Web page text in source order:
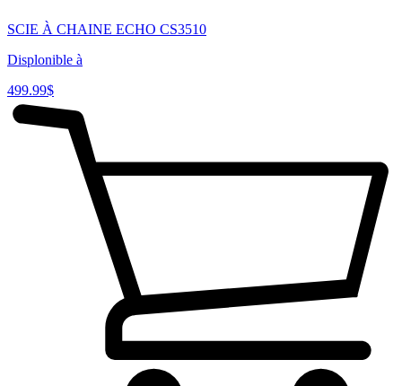
SCIE À CHAINE ECHO CS3510
Displonible à
499.99$